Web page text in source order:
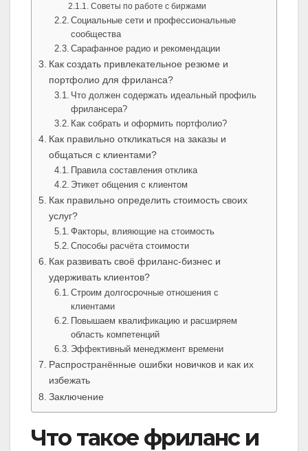
Советы по работе с биржами
Социальные сети и профессиональные
сообщества
Сарафанное радио и рекомендации
Как создать привлекательное резюме и
портфолио для фриланса?
Что должен содержать идеальный профиль
фрилансера?
Как собрать и оформить портфолио?
Как правильно откликаться на заказы и
общаться с клиентами?
Правила составления отклика
Этикет общения с клиентом
Как правильно определить стоимость своих
услуг?
Факторы, влияющие на стоимость
Способы расчёта стоимости
Как развивать своё фриланс-бизнес и
удерживать клиентов?
Строим долгосрочные отношения с
клиентами
Повышаем квалификацию и расширяем
область компетенций
Эффективный менеджмент времени
Распространённые ошибки новичков и как их
избежать
Заключение
Что такое фриланс и